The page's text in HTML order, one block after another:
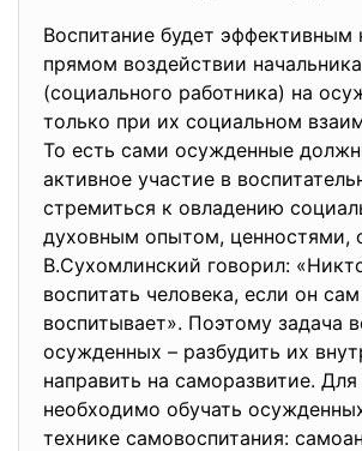
Воспитание будет эффективным
прямом воздействии
(социального работника) на
только при их социальном
То есть сами осужденные
активное участие в
стремиться к овладению
духовным опытом, ценностями,
В.Сухомлинский говорил:
воспитать человека, если он
воспитывает». Поэтому задача
осужденных – разбудить их
направить на саморазвитие. Для
необходимо обучать
технике самовоспитания: